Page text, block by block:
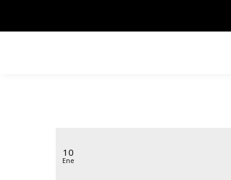
10
Ene